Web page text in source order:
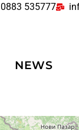
0883 535777
NEWS